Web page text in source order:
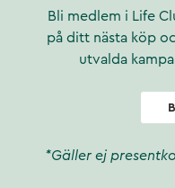
Bli medlem i Life
på ditt nästa köp
utvalda
*Gäller ej